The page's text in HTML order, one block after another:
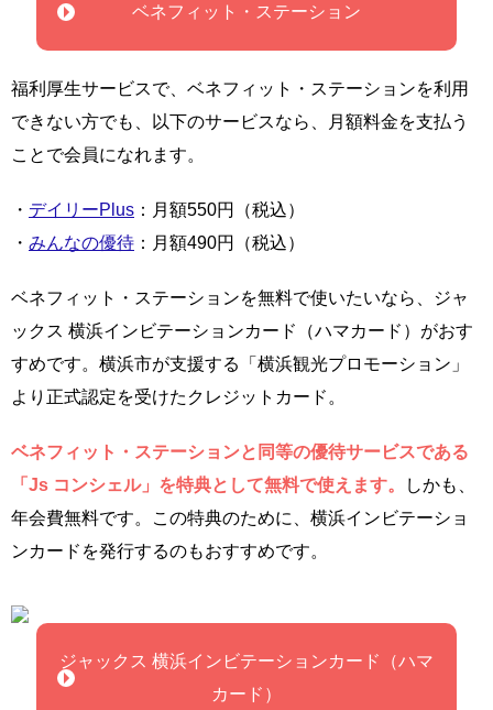
ベネフィット・ステーション
福利厚生サービスで、ベネフィット・ステーションを利用
できない方でも、以下のサービスなら、月額料金を支払う
ことで会員になれます。
・ デイリーPlus ：月額550円（税込）
・ みんなの優待 ：月額490円（税込）
ベネフィット・ステーションを無料で使いたいなら、ジャ
ックス 横浜インビテーションカード（ハマカード）がおす
すめです。横浜市が支援する「横浜観光プロモーション」
より正式認定を受けたクレジットカード。
ベネフィット・ステーションと同等の優待サービスである
「Js コンシェル」を特典として無料で使えます。
しかも、
年会費無料です。この特典のために、横浜インビテーショ
ンカードを発行するのもおすすめです。
ジャックス 横浜インビテーションカード（ハマ
カード）